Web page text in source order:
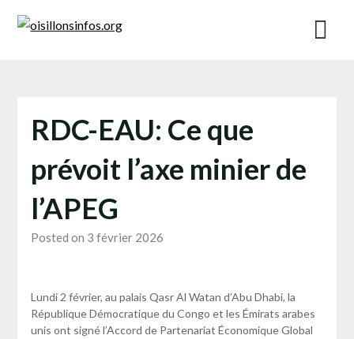
RDC-EAU: Ce que
prévoit l’axe minier de
l’APEG
Posted on 3 février 2026
Lundi 2 février, au palais Qasr Al Watan d’Abu Dhabi, la
République Démocratique du Congo et les Émirats arabes
unis ont signé l’Accord de Partenariat Économique Global